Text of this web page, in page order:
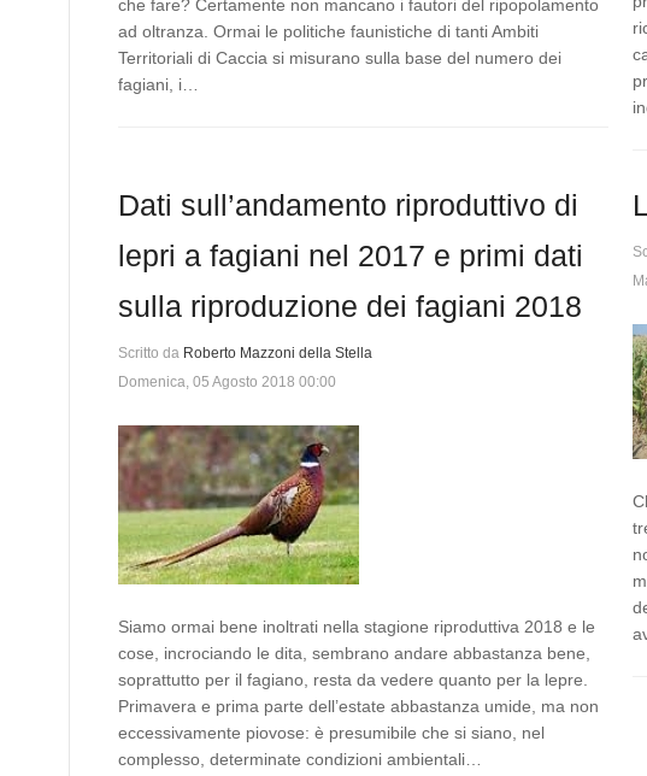
che fare? Certamente non mancano i fautori del ripopolamento
ad oltranza. Ormai le politiche faunistiche di tanti Ambiti
Territoriali di Caccia si misurano sulla base del numero dei
fagiani, i…
Dati sull’andamento riproduttivo di
lepri a fagiani nel 2017 e primi dati
sulla riproduzione dei fagiani 2018
Scritto da Roberto Mazzoni della Stella
Domenica, 05 Agosto 2018 00:00
Siamo ormai bene inoltrati nella stagione riproduttiva 2018 e le
cose, incrociando le dita, sembrano andare abbastanza bene,
soprattutto per il fagiano, resta da vedere quanto per la lepre.
Primavera e prima parte dell’estate abbastanza umide, ma non
eccessivamente piovose: è presumibile che si siano, nel
complesso, determinate condizioni ambientali…